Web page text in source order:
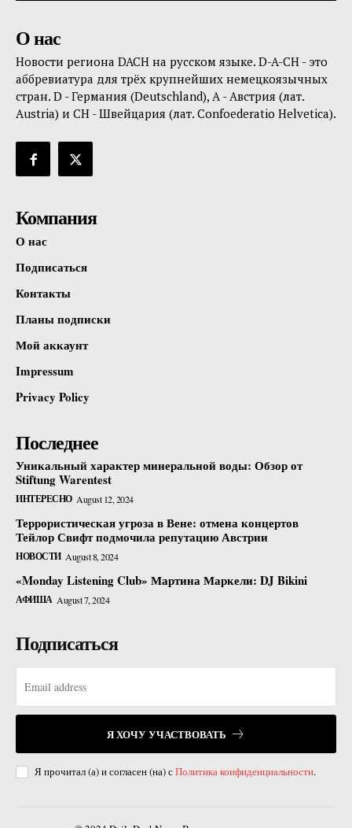
SUBSCRIBE NOW
Company
О нас
Подписаться
Контакты
Планы подписки
О нас
Новости региона DACH на русском языке. D-A-CH - это
аббревиатура для трёх крупнейших немецкоязычных
стран. D - Германия (Deutschland), A - Австрия (лат.
Austria) и CH - Швейцария (лат. Confoederatio Helvetica).
Компания
О нас
Подписаться
Контакты
Планы подписки
Мой аккаунт
Impressum
Privacy Policy
Последнее
Уникальный характер минеральной воды: Обзор от
Stiftung Warentest
ИНТЕРЕСНО August 12, 2024
Террористическая угроза в Вене: отмена концертов
Тейлор Свифт подмочила репутацию Австрии
НОВОСТИ August 8, 2024
«Monday Listening Club» Мартина Маркели: DJ Bikini
АФИША August 7, 2024
Подписаться
Я ХОЧУ УЧАСТВОВАТЬ
Я прочитал (а) и согласен (на) сПолитика конфиденциальности.